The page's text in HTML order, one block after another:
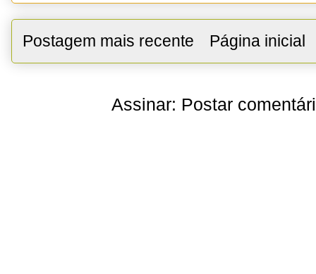
Postagem mais recente Página inicial
Assinar: Postar